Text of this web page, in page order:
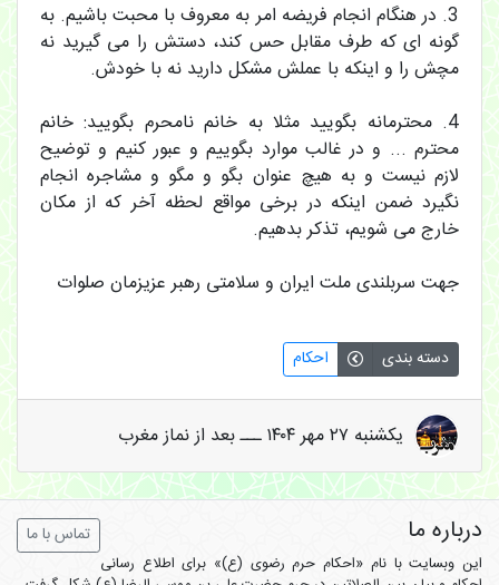
3. در هنگام انجام فریضه امر به معروف با محبت باشیم. به
گونه ای که طرف مقابل حس کند، دستش را می گیرید نه
مچش را و اینکه با عملش مشکل دارید نه با خودش.
4. محترمانه بگویید مثلا به خانم نامحرم بگویید: خانم
محترم ... و در غالب موارد بگوییم و عبور کنیم و توضیح
لازم نیست و به هیچ عنوان بگو و مگو و مشاجره انجام
نگیرد ضمن اینکه در برخی مواقع لحظه آخر که از مکان
خارج می شویم، تذکر بدهیم.
جهت سربلندی ملت ایران و سلامتی رهبر عزیزمان صلوات
احکام دسته بندی
یکشنبه ۲۷ مهر ۱۴۰۴ ـــ بعد از نماز مغرب
درباره ما تماس با ما
این وبسایت با نام «احکام حرم رضوی (ع)» برای اطلاع رسانی